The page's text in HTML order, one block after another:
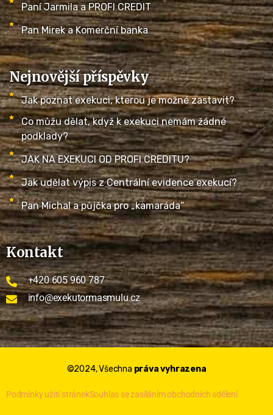
Paní Jarmila a PROFI CREDIT
Pan Mirek a Komerční banka
Nejnovější příspěvky
Jak poznat exekuci, kterou je možné zastavit?
Co můžu dělat, když k exekuci nemám žádné
podklady?
JAK NA EXEKUCI OD PROFI CREDITU?
Jak udělat výpis z Centrální evidence exekucí?
Pan Michal a půjčka pro „kamaráda“
Kontakt
+420 605 960 787
info@exekutormasmulu.cz
©2024, Všechna práva vyhrazena
Podmínky užití stránekSouhlas se zasíláním obchodních sdělení